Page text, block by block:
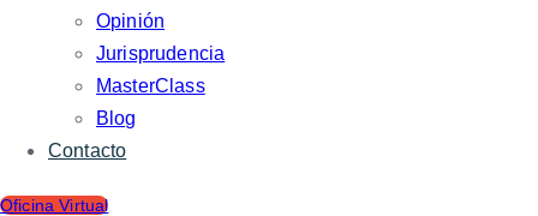
Opinión
Jurisprudencia
MasterClass
Blog
Contacto
Oficina Virtual